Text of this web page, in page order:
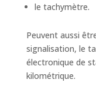
le tachymètre.
Peuvent aussi
signalisation, le
électronique de
kilométrique.